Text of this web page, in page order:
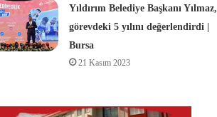
Yıldırım Belediye Başkanı Yılmaz,
görevdeki 5 yılını değerlendirdi |
Bursa
21 Kasım 2023